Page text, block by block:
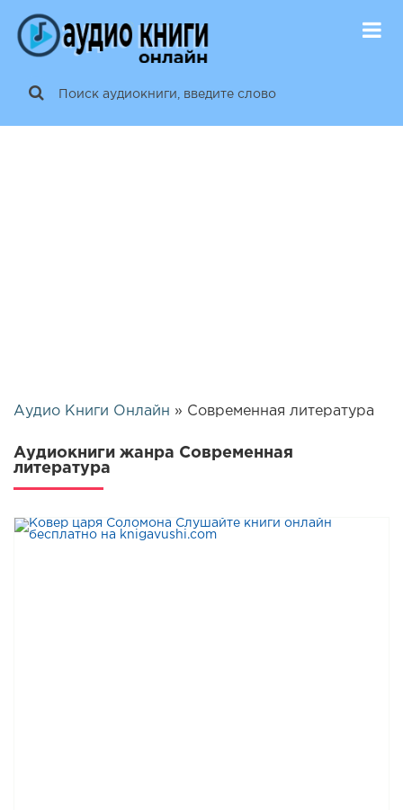
Аудио Книги Онлайн » Современная литература
Аудиокниги жанра Современная
литература